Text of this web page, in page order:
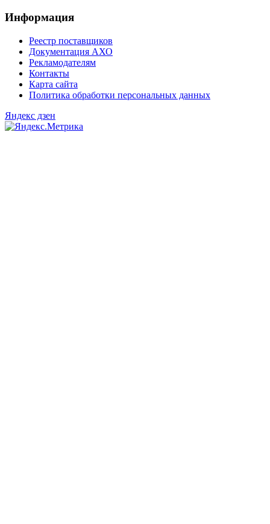
Информация
Реестр поставщиков
Документация АХО
Рекламодателям
Контакты
Карта сайта
Политика обработки персональных данных
Яндекс дзен